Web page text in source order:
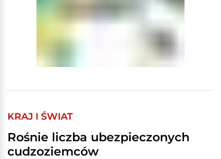
KRAJ I ŚWIAT
Rośnie liczba ubezpieczonych
cudzoziemców